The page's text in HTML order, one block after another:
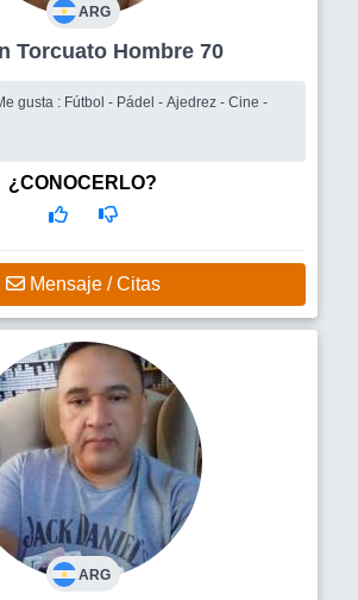
ARG
Don Torcuato Hombre 70
Hombre de 70 Me gusta : Fútbol - Pádel - Ajedrez - Cine -
¿CONOCERLO?
Mensaje / Citas
ARG